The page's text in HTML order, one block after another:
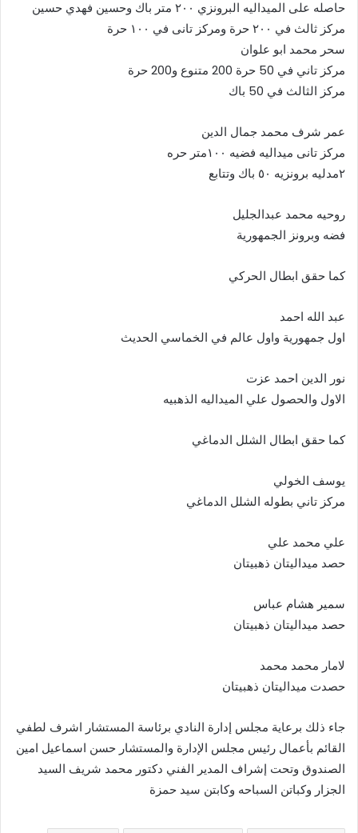
حاصله على الميداليه البرونزي ٢٠٠ متر باك وحسين فهدي حسين
مركز ثالث في ٢٠٠ حرة ومركز تانى في ١٠٠ حرة
سحر محمد ابو علوان
مركز تاني في 50 حرة 200 متنوع و200 حرة
مركز الثالث في 50 باك
عمر شرف محمد جمال الدين
مركز تانى ميداليه فضيه ١٠٠متر حره
٢مدليه برونزيه ٥٠ باك وتتابع
روحيه محمد عبدالجليل
فضه وبرونز الجمهورية
كما حقق ابطال الحركي
عبد الله احمد
اول جمهورية واول عالم في الخماسي الحديث
نور الدين احمد عزت
الاول والحصول علي الميداليه الذهبيه
كما حقق ابطال الشلل الدماغي
يوسف الخولي
مركز تاني بطوله الشلل الدماغي
علي محمد علي
حصد ميداليتان ذهبيتان
سمير هشام عباس
حصد ميداليتان ذهبيتان
لامار محمد محمد
حصدت ميداليتان ذهبيتان
جاء ذلك برعاية مجلس إدارة النادي برئاسة المستشار اشرف لطفي
القائم بأعمال رئيس مجلس الإدارة والمستشار حسن اسماعيل امين
الصندوق وتحت إشراف المدير الفني دكتور محمد شريف السيد
الجزار وكباتن السباحه وكابتن سيد حمزة